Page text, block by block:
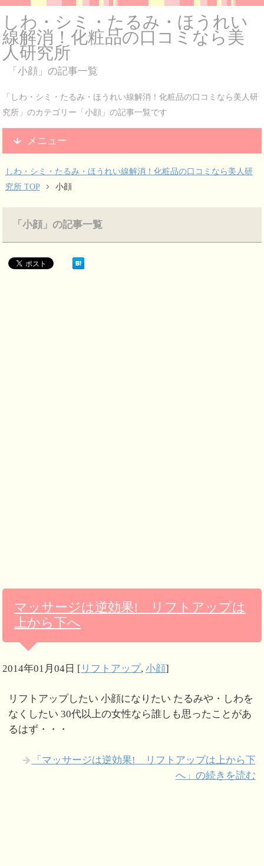
しわ・シミ・たるみ・ほうれい
線解消！化粧品の口コミなら美
人研究所
「小顔」の記事一覧
「しわ・シミ・たるみ・ほうれい線解消！化粧品の口コミなら美人研
究所」のカテゴリー「小顔」の記事一覧です
メニュー
しわ・シミ・たるみ・ほうれい線解消！化粧品の口コミなら美人研
究所 TOP
小顔
「小顔」の記事一覧
マッサージは逆効果! リフトアップは
上から下へ
2014年01月04日 [ リフトアップ,小顔]
リフトアップしたい 小顔になりたい たるみや・しわを
なくしたい 30代以上の女性なら誰しも思ったことがあ
るはず・・・
「マッサージは逆効果! リフトアップは上から下
へ」の続きを読む